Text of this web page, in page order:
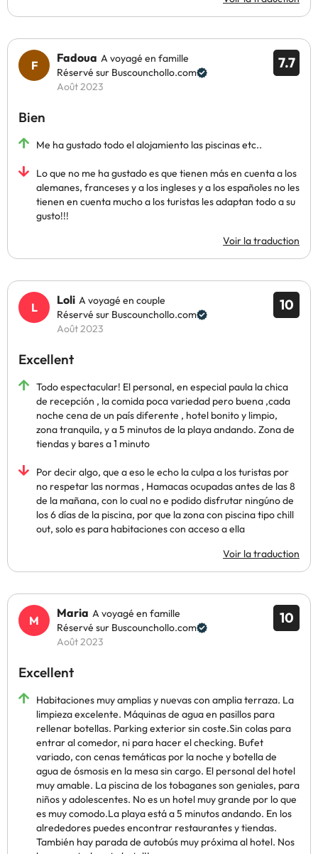
7.7
Fadoua A voyagé en famille
Réservé sur Buscounchollo.com
Août 2023
Bien
Me ha gustado todo el alojamiento las piscinas etc..
Lo que no me ha gustado es que tienen más en cuenta a los
alemanes, franceses y a los ingleses y a los españoles no les
tienen en cuenta mucho a los turistas les adaptan todo a su
gusto!!!
Voir la traduction
10
Loli A voyagé en couple
Réservé sur Buscounchollo.com
Août 2023
Excellent
Todo espectacular! El personal, en especial paula la chica
de recepción , la comida poca variedad pero buena ,cada
noche cena de un país diferente , hotel bonito y limpio,
zona tranquila, y a 5 minutos de la playa andando. Zona de
tiendas y bares a 1 minuto
Por decir algo, que a eso le echo la culpa a los turistas por
no respetar las normas , Hamacas ocupadas antes de las 8
de la mañana, con lo cual no e podido disfrutar ningúno de
los 6 días de la piscina, por que la zona con piscina tipo chill
out, solo es para habitaciones con acceso a ella
Voir la traduction
10
Maria A voyagé en famille
Réservé sur Buscounchollo.com
Août 2023
Excellent
Habitaciones muy amplias y nuevas con amplia terraza. La
limpieza excelente. Máquinas de agua en pasillos para
rellenar botellas. Parking exterior sin coste.Sin colas para
entrar al comedor, ni para hacer el checking. Bufet
variado, con cenas temáticas por la noche y botella de
agua de ósmosis en la mesa sin cargo. El personal del hotel
muy amable. La piscina de los tobaganes son geniales, para
niños y adolescentes. No es un hotel muy grande por lo que
es muy comodo.La playa está a 5 minutos andando. En los
alrededores puedes encontrar restaurantes y tiendas.
También hay parada de autobús muy próxima al hotel. Nos